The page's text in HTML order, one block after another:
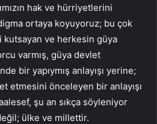
hak ve hürriyetlerini
ortaya koyuyoruz; bu çok
kutsayan ve herkesin güya
varmış, güya devlet
bir yapıymış anlayışı yerine;
etmesini önceleyen bir anlayışı
şu an sıkça söyleniyor
ülke ve millettir.